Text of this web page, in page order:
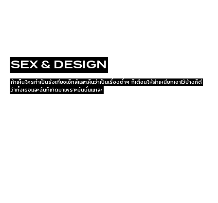
SEX & DESIGN
ถ้าเห็นใครทำเป็นรังเกียจเซ็กส์และเห็นว่าเป็นเรื่องต่ำๆ ก็เตือนให้สำเหนียกเอาไว้บ้างก็ดี
ว่าทั้งเธอและฉันก็เกิดมาเพราะมันนั่นแหละ